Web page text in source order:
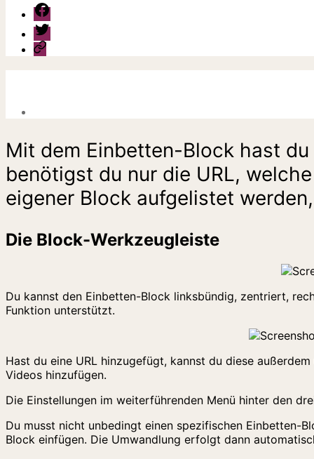
Facebook-
Gruppe
Twitter
Jessicas
Mit dem Einbetten-Block hast
benötigst du nur die URL,
eigener Block aufgelistet
Die Block-Werkzeugleiste
Du kannst den Einbetten-Block linksbündig, zentriert,
Funktion unterstützt.
Hast du eine URL hinzugefügt, kannst du diese
Videos hinzufügen.
Die Einstellungen im weiterführenden Menü hinter den
Du musst nicht unbedingt einen spezifischen Einbetten-
Block einfügen. Die Umwandlung erfolgt dann